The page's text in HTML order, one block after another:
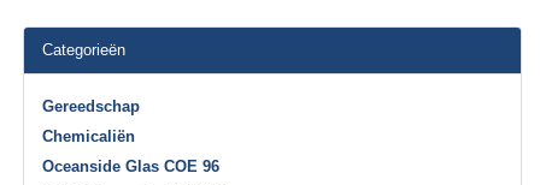
Categorieën
Gereedschap
Chemicaliën
Oceanside Glas COE 96